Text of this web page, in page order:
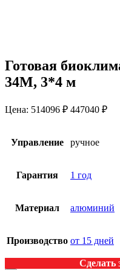
Готовая
34M, 3*4 м
Цена: 514096 ₽ 447040 ₽
Управление ручное
Гарантия 1 год
Материал алюминий
Производство от 15 дней
Сделать